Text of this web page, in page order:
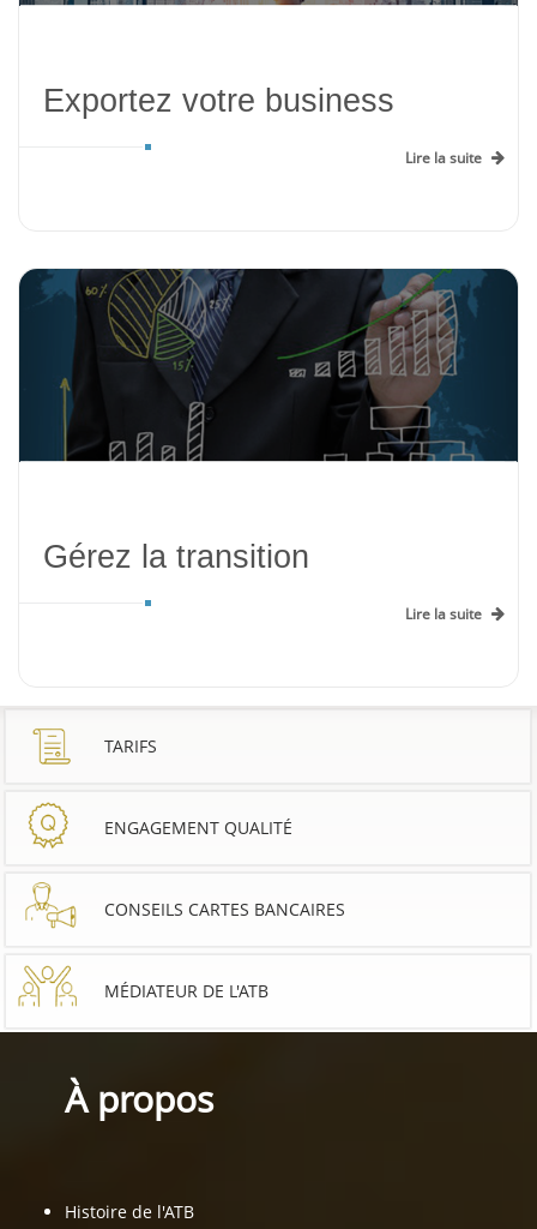
Exportez votre business
Lire la suite
Gérez la transition
Lire la suite
TARIFS
ENGAGEMENT QUALITÉ
CONSEILS CARTES BANCAIRES
MÉDIATEUR DE L'ATB
À propos
Histoire de l'ATB